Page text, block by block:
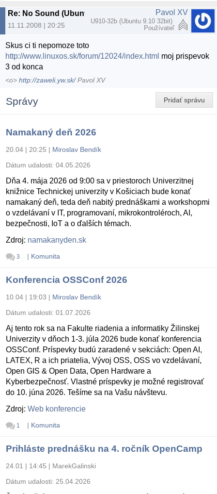
11.11.2008 | 20:25
Pavol XV
U910-32b (Ubuntu 9.10 32bit)
Používateľ
Skus ci ti nepomoze toto
http://www.linuxos.sk/forum/12024/index.html moj prispevok
3 od konca
<o>http://zaweli.yw.sk/Pavol XV
Pridať správu
Správy
Namakaný deň 2026
20.04 | 20:25 | Miroslav Bendík
Dátum udalosti: 04.05.2026
Dňa 4. mája 2026 od 9:00 sa v priestoroch Univerzitnej
knižnice Technickej univerzity v Košiciach bude konať
namakaný deň, teda deň nabitý prednáškami a workshopmi
o vzdelávaní v IT, programovaní, mikrokontroléroch, AI,
bezpečnosti, IoT a o ďalších témach.
Zdroj: namakanyden.sk
3 | Komunita
Konferencia OSSConf 2026
10.04 | 19:03 | Miroslav Bendík
Dátum udalosti: 01.07.2026
Aj tento rok sa na Fakulte riadenia a informatiky Žilinskej
Univerzity v dňoch 1-3. júla 2026 bude konať konferencia
OSSConf. Príspevky budú zaradené v sekciách: Open AI,
LATEX, R a ich priatelia, Vývoj OSS, OSS vo vzdelávaní,
Open GIS & Open Data, Open Hardware a
Kyberbezpečnosť. Vlastné príspevky je možné registrovať
do 10. júna 2026. Tešíme sa na Vašu návštevu.
Zdroj: Web konferencie
1 | Komunita
Prihláste prednášku na 4. ročník OpenCamp
24.01 | 14:45 | MarekGalinski
Dátum udalosti: 25.04.2026